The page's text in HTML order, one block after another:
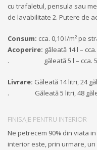
cu trafaletul, pensula sau
de lavabilitate 2. Putere de
Consum: cca. 0,10 l/m² pe
Acoperire: găleată 14 l –
. găleată 5 l – cca. 50
Livrare: Găleată 14 litri, 24
. Găleată 5 litri, 48
FINISAJE PENTRU INTERIOR
Ne petrecem 90% din viata
interior este, prin urmare,